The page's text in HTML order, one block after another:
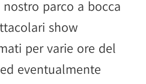
parco a bocca
show
per varie ore del
eventualmente